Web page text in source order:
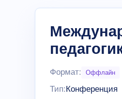
Формат: Оффлайн
Тип:Конференция